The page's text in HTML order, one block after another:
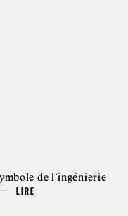
de l’ingénierie
LIRE